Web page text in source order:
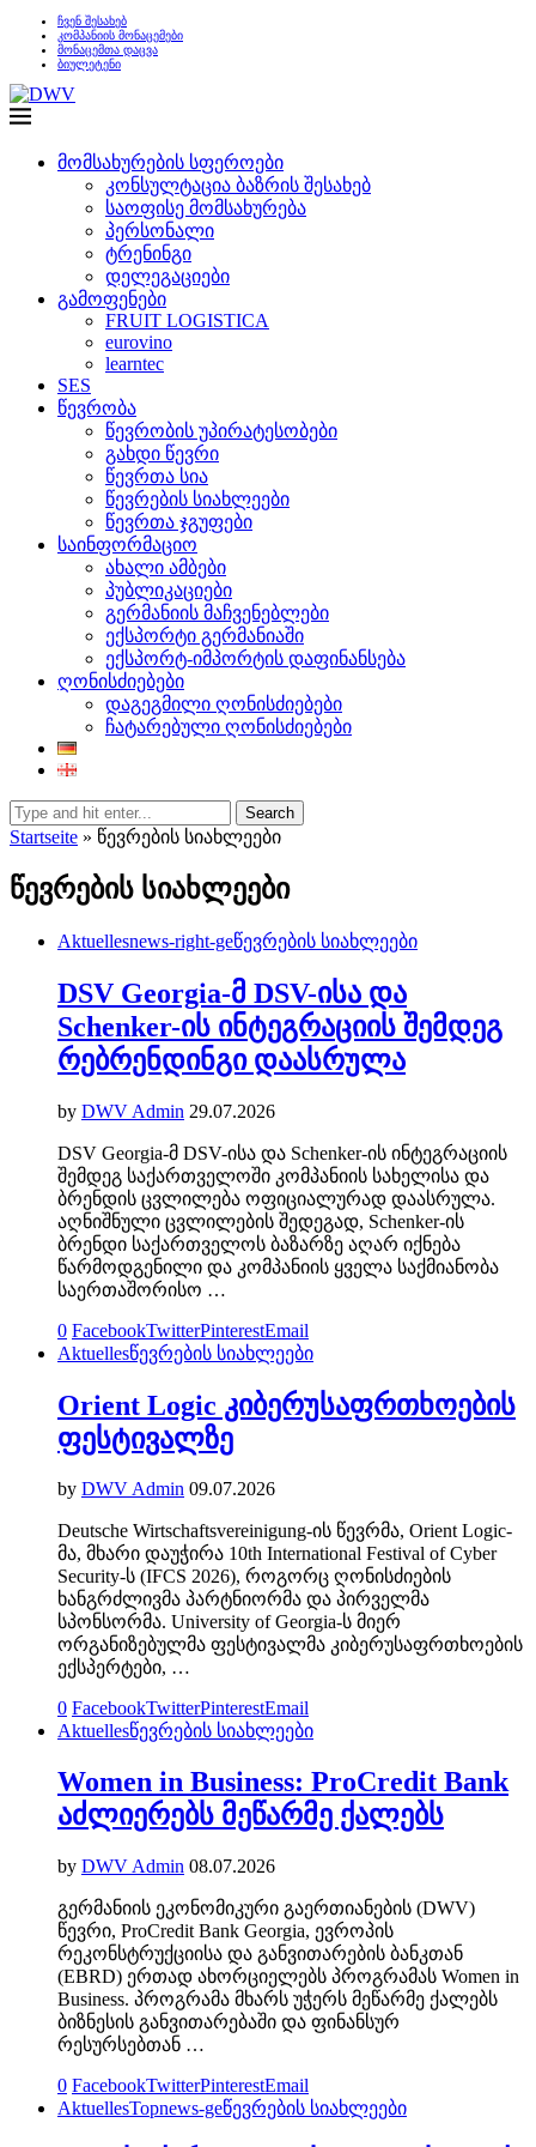
ჩვენ შესახებ
კომპანიის მონაცემები
მონაცემთა დაცვა
ბიულეტენი
მომსახურების სფეროები
კონსულტაცია ბაზრის შესახებ
საოფისე მომსახურება
პერსონალი
ტრენინგი
დელეგაციები
გამოფენები
FRUIT LOGISTICA
eurovino
learntec
SES
წევრობა
წევრობის უპირატესობები
გახდი წევრი
წევრთა სია
წევრების სიახლეები
წევრთა ჯგუფები
საინფორმაციო
ახალი ამბები
პუბლიკაციები
გერმანიის მაჩვენებლები
ექსპორტი გერმანიაში
ექსპორტ-იმპორტის დაფინანსება
ღონისძიებები
დაგეგმილი ღონისძიებები
ჩატარებული ღონისძიებები
Search
Startseite » წევრების სიახლეები
წევრების სიახლეები
Aktuellesnews-right-geწევრების სიახლეები
DSV Georgia-მ DSV-ისა და
Schenker-ის ინტეგრაციის შემდეგ
რებრენდინგი დაასრულა
by DWV Admin 29.07.2026
DSV Georgia-მ DSV-ისა და Schenker-ის ინტეგრაციის
შემდეგ საქართველოში კომპანიის სახელისა და
ბრენდის ცვლილება ოფიციალურად დაასრულა.
აღნიშნული ცვლილების შედეგად, Schenker-ის
ბრენდი საქართველოს ბაზარზე აღარ იქნება
წარმოდგენილი და კომპანიის ყველა საქმიანობა
საერთაშორისო …
0 FacebookTwitterPinterestEmail
Aktuellesწევრების სიახლეები
Orient Logic კიბერუსაფრთხოების
ფესტივალზე
by DWV Admin 09.07.2026
Deutsche Wirtschaftsvereinigung-ის წევრმა, Orient Logic-
მა, მხარი დაუჭირა 10th International Festival of Cyber
Security-ს (IFCS 2026), როგორც ღონისძიების
ხანგრძლივმა პარტნიორმა და პირველმა
სპონსორმა. University of Georgia-ს მიერ
ორგანიზებულმა ფესტივალმა კიბერუსაფრთხოების
ექსპერტები, …
0 FacebookTwitterPinterestEmail
Aktuellesწევრების სიახლეები
Women in Business: ProCredit Bank
აძლიერებს მეწარმე ქალებს
by DWV Admin 08.07.2026
გერმანიის ეკონომიკური გაერთიანების (DWV)
წევრი, ProCredit Bank Georgia, ევროპის
რეკონსტრუქციისა და განვითარების ბანკთან
(EBRD) ერთად ახორციელებს პროგრამას Women in
Business. პროგრამა მხარს უჭერს მეწარმე ქალებს
ბიზნესის განვითარებაში და ფინანსურ
რესურსებთან …
0 FacebookTwitterPinterestEmail
AktuellesTopnews-geწევრების სიახლეები